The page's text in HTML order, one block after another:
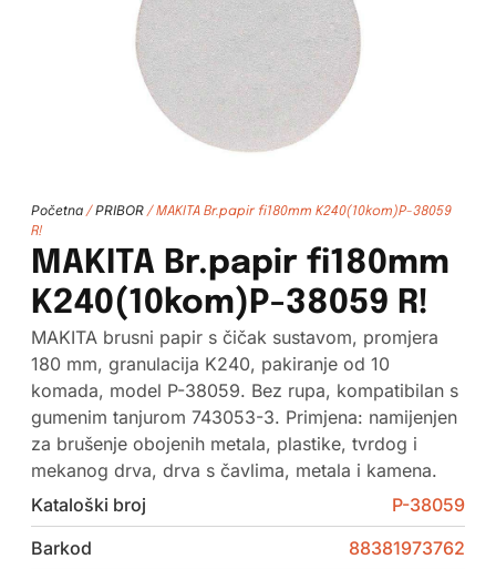
Početna/ PRIBOR/ MAKITA Br.papir fi180mm K240(10kom)P-38059
R!
MAKITA Br.papir fi180mm
K240(10kom)P-38059 R!
MAKITA brusni papir s čičak sustavom, promjera
180 mm, granulacija K240, pakiranje od 10
komada, model P-38059. Bez rupa, kompatibilan s
gumenim tanjurom 743053-3. Primjena: namijenjen
za brušenje obojenih metala, plastike, tvrdog i
mekanog drva, drva s čavlima, metala i kamena.
Kataloški broj
P-38059
Barkod
88381973762